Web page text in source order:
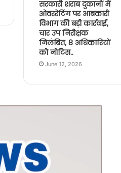
सरकारी शराब दुकानों में
ओवररेटिंग पर आबकारी
विभाग की बड़ी कार्रवाई,
चार उप निरीक्षक
निलंबित, 8 अधिकारियों
को नोटिस..
June 12, 2026